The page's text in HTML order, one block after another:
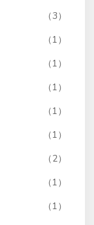
（3）
（1）
（1）
（1）
（1）
（1）
（2）
（1）
（1）